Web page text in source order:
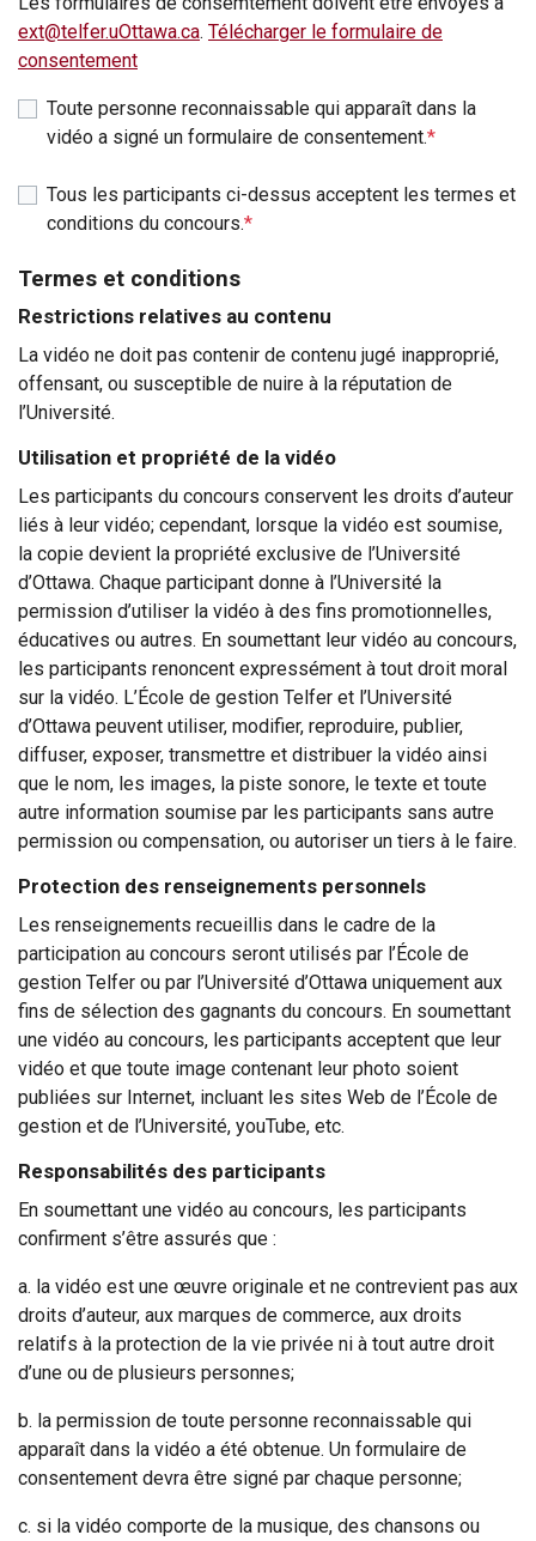
ext@telfer.uOttawa.ca. Télécharger le formulaire de
consentement
Toute personne reconnaissable qui apparaît dans la
vidéo a signé un formulaire de consentement.*
Tous les participants ci-dessus acceptent les termes et
conditions du concours.*
Termes et conditions
Restrictions relatives au contenu
La vidéo ne doit pas contenir de contenu jugé inapproprié,
offensant, ou susceptible de nuire à la réputation de
l’Université.
Utilisation et propriété de la vidéo
Les participants du concours conservent les droits d’auteur
liés à leur vidéo; cependant, lorsque la vidéo est soumise,
la copie devient la propriété exclusive de l’Université
d’Ottawa. Chaque participant donne à l’Université la
permission d’utiliser la vidéo à des fins promotionnelles,
éducatives ou autres. En soumettant leur vidéo au concours,
les participants renoncent expressément à tout droit moral
sur la vidéo. L’École de gestion Telfer et l’Université
d’Ottawa peuvent utiliser, modifier, reproduire, publier,
diffuser, exposer, transmettre et distribuer la vidéo ainsi
que le nom, les images, la piste sonore, le texte et toute
autre information soumise par les participants sans autre
permission ou compensation, ou autoriser un tiers à le faire.
Protection des renseignements personnels
Les renseignements recueillis dans le cadre de la
participation au concours seront utilisés par l’École de
gestion Telfer ou par l’Université d’Ottawa uniquement aux
fins de sélection des gagnants du concours. En soumettant
une vidéo au concours, les participants acceptent que leur
vidéo et que toute image contenant leur photo soient
publiées sur Internet, incluant les sites Web de l’École de
gestion et de l’Université, youTube, etc.
Responsabilités des participants
En soumettant une vidéo au concours, les participants
confirment s’être assurés que :
a. la vidéo est une œuvre originale et ne contrevient pas aux
droits d’auteur, aux marques de commerce, aux droits
relatifs à la protection de la vie privée ni à tout autre droit
d’une ou de plusieurs personnes;
b. la permission de toute personne reconnaissable qui
apparaît dans la vidéo a été obtenue. Un formulaire de
consentement devra être signé par chaque personne;
c. si la vidéo comporte de la musique, des chansons ou